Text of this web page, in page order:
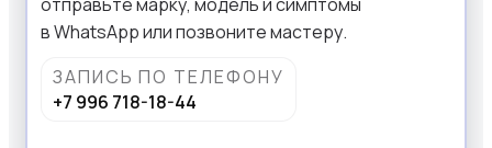
в WhatsApp или позвоните мастеру.
ЗАПИСЬ ПО ТЕЛЕФОНУ
+7 996 718-18-44